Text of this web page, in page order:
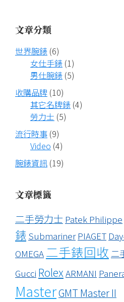
文章分類
世界腕錶 (6)
女仕手錶 (1)
男仕腕錶 (5)
收購品牌 (10)
其它名牌錶 (4)
勞力士 (5)
流行時事 (9)
Video (4)
腕錶資訊 (19)
文章標籤
二手勞力士 Patek Philippe
錶 Submariner PIAGET
OMEGA 二手錶回收 二
Gucci RolexARMANI
MasterGMT Master II